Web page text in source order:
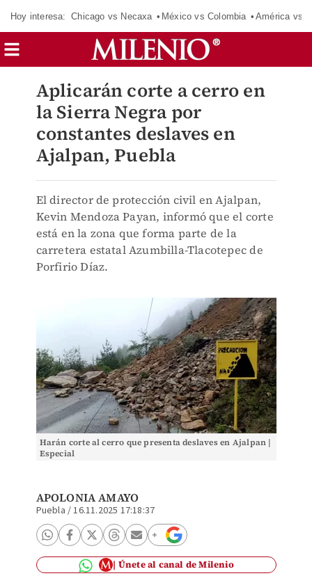
Hoy interesa: Chicago vs Necaxa México vs Colombia América vs
Aplicarán corte a cerro en
la Sierra Negra por
constantes deslaves en
Ajalpan, Puebla
El director de protección civil en Ajalpan,
Kevin Mendoza Payan, informó que el corte
está en la zona que forma parte de la
carretera estatal Azumbilla-Tlacotepec de
Porfirio Díaz.
Harán corte al cerro que presenta deslaves en Ajalpan |
Especial
APOLONIA AMAYO
Puebla /16.11.2025 17:18:37
Únete al canal de Milenio